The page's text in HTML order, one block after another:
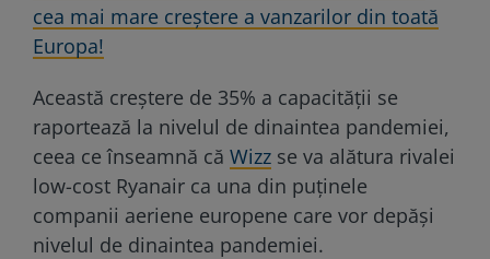
cea mai mare creștere a vanzarilor din toată
Europa!
Această creştere de 35% a capacităţii se
raportează la nivelul de dinaintea pandemiei,
ceea ce înseamnă că Wizz se va alătura rivalei
low-cost Ryanair ca una din puţinele
companii aeriene europene care vor depăşi
nivelul de dinaintea pandemiei.